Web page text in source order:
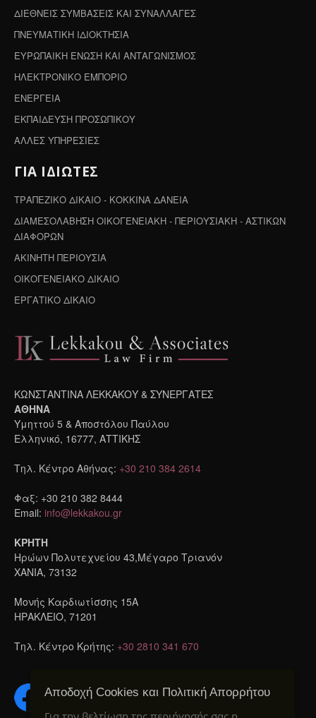
ΔΙΕΘΝΕΙΣ ΣΥΜΒΑΣΕΙΣ ΚΑΙ ΣΥΝΑΛΛΑΓΕΣ
ΠΝΕΥΜΑΤΙΚΗ ΙΔΙΟΚΤΗΣΙΑ
ΕΥΡΩΠΑΙΚΗ ΕΝΩΣΗ ΚΑΙ ΑΝΤΑΓΩΝΙΣΜΟΣ
ΗΛΕΚΤΡΟΝΙΚΟ ΕΜΠΟΡΙΟ
ΕΝΕΡΓΕΙΑ
ΕΚΠΑΙΔΕΥΣΗ ΠΡΟΣΩΠΙΚΟΥ
ΑΛΛΕΣ ΥΠΗΡΕΣΙΕΣ
ΓΙΑ ΙΔΙΩΤΕΣ
ΤΡΑΠΕΖΙΚΟ ΔΙΚΑΙΟ - ΚΟΚΚΙΝΑ ΔΑΝΕΙΑ
ΔΙΑΜΕΣΟΛΑΒΗΣΗ ΟΙΚΟΓΕΝΕΙΑΚΗ - ΠΕΡΙΟΥΣΙΑΚΗ - ΑΣΤΙΚΩΝ
ΔΙΑΦΟΡΩΝ
ΑΚΙΝΗΤΗ ΠΕΡΙΟΥΣΙΑ
ΟΙΚΟΓΕΝΕΙΑΚΟ ΔΙΚΑΙΟ
ΕΡΓΑΤΙΚΟ ΔΙΚΑΙΟ
ΚΩΝΣΤΑΝΤΙΝΑ ΛΕΚΚΑΚΟΥ & ΣΥΝΕΡΓΑΤΕΣ
ΑΘΗΝΑ
Υμηττού 5 & Αποστόλου Παύλου
Ελληνικό, 16777, ΑΤΤΙΚΗΣ
Τηλ. Κέντρο Αθήνας: +30 210 384 2614
Φαξ: +30 210 382 8444
Email: info@lekkakou.gr
ΚΡΗΤΗ
Ηρώων Πολυτεχνείου 43,Μέγαρο Τριανόν
ΧΑΝΙΑ, 73132
Μονής Καρδιωτίσσης 15A
ΗΡΑΚΛΕΙΟ, 71201
Τηλ. Κέντρο Κρήτης: +30 2810 341 670
Αποδοχή Cookies και Πολιτική Απορρήτου